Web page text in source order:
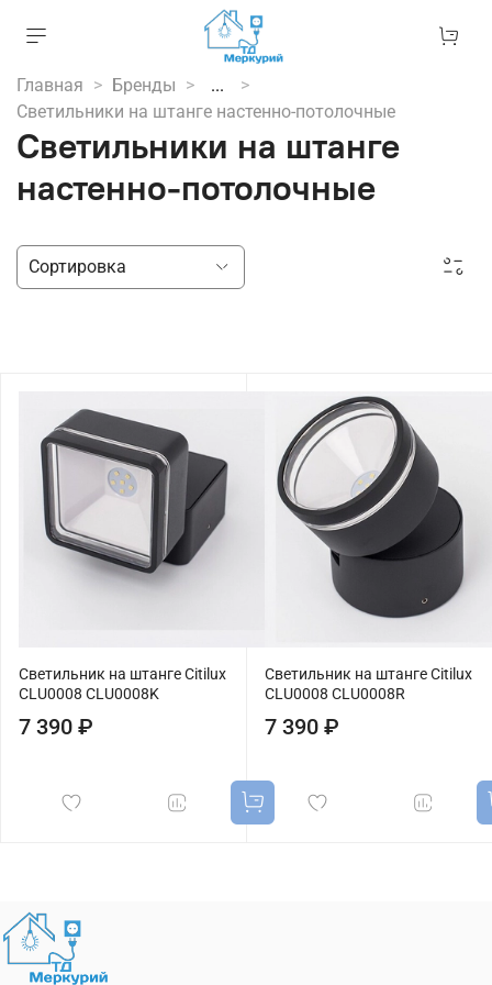
Главная Бренды
...
Светильники на штанге настенно-потолочные
Светильники на штанге
настенно-потолочные
Светильник на штанге Citilux
CLU0008 CLU0008K
7 390 ₽
Светильник на штанге Citilux
CLU0008 CLU0008R
7 390 ₽